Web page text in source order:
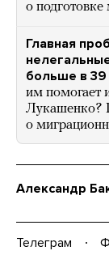
о подготовке
Главная
больше в 39
им помогает
Лукашенко?
о
Александр
Телеграм